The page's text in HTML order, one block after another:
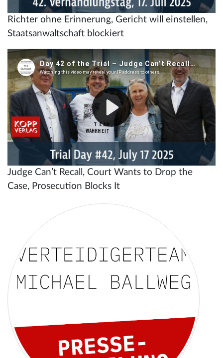
Richter ohne Erinnerung, Gericht will einstellen,
Staatsanwaltschaft blockiert
Judge Can’t Recall, Court Wants to Drop the
Case, Prosecution Blocks It